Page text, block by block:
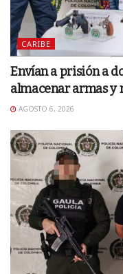
CARIBE
Envían a prisión a
almacenar armas y
AGOSTO 6, 2026